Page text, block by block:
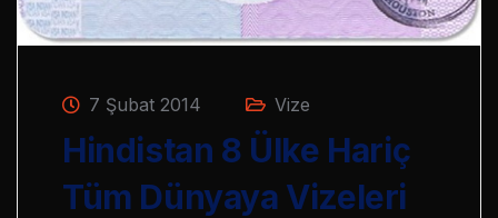
7 Şubat 2014 Vize
Hindistan 8 Ülke Hariç
Tüm Dünyaya Vizeleri